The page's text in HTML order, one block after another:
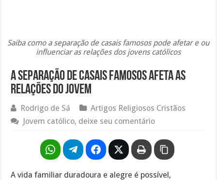
Saiba como a separação de casais famosos pode afetar e ou
influenciar as relações dos jovens católicos
A separação de casais famosos afeta as
relações do jovem
Rodrigo de Sá
Artigos Religiosos Cristãos
Jovem católico, deixe seu comentário
A vida familiar duradoura e alegre é possível,